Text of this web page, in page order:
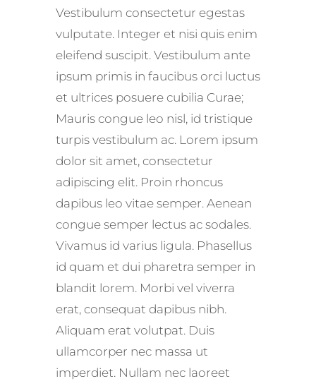
Vestibulum consectetur egestas
vulputate. Integer et nisi quis enim
eleifend suscipit. Vestibulum ante
ipsum primis in faucibus orci luctus
et ultrices posuere cubilia Curae;
Mauris congue leo nisl, id tristique
turpis vestibulum ac. Lorem ipsum
dolor sit amet, consectetur
adipiscing elit. Proin rhoncus
dapibus leo vitae semper. Aenean
congue semper lectus ac sodales.
Vivamus id varius ligula. Phasellus
id quam et dui pharetra semper in
blandit lorem. Morbi vel viverra
erat, consequat dapibus nibh.
Aliquam erat volutpat. Duis
ullamcorper nec massa ut
imperdiet. Nullam nec laoreet